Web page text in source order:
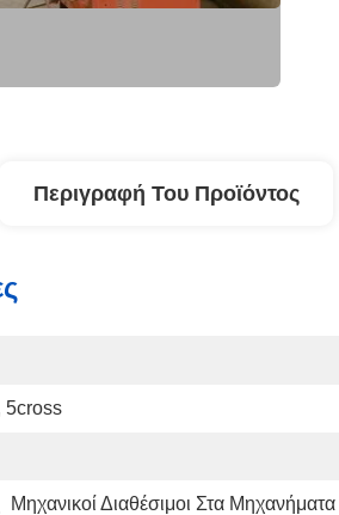
Περιγραφή Του Προϊόντος
5cross
Μηχανικοί Διαθέσιμοι Στα Μηχανήματα